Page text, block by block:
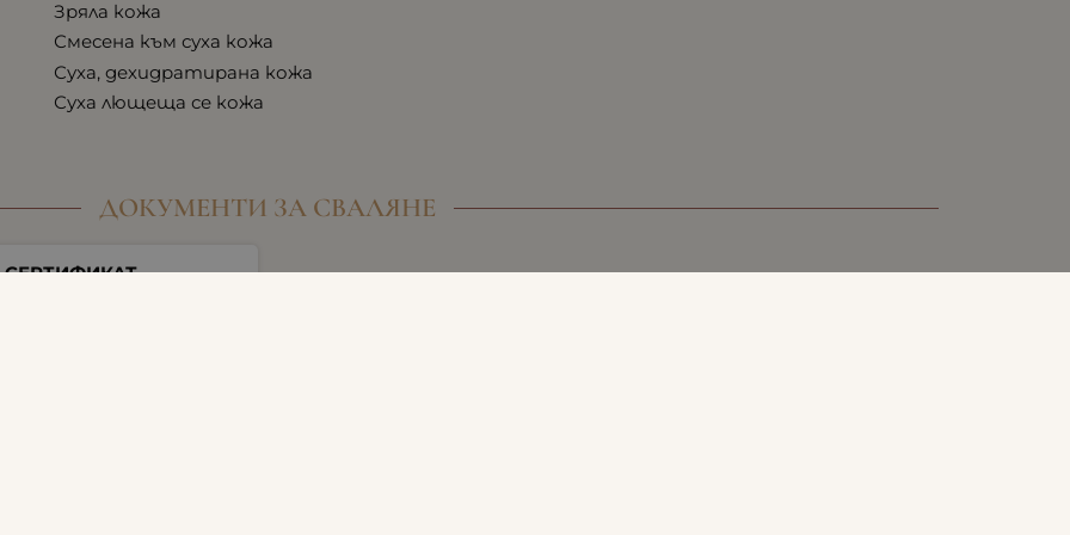
Зряла кожа
Смесена към суха кожа
Суха, дехидратирана кожа
Суха лющеща се кожа
ДОКУМЕНТИ ЗА СВАЛЯНЕ
СЕРТИФИКАТ